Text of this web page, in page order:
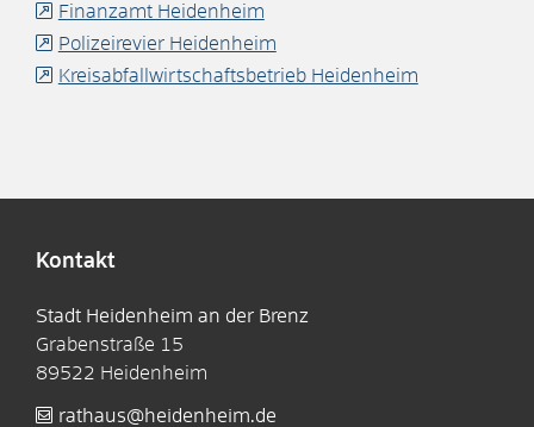
Finanzamt Heidenheim
Polizeirevier Heidenheim
Kreisabfallwirtschaftsbetrieb Heidenheim
Kontakt
Stadt Heidenheim an der Brenz
Grabenstraße 15
89522 Heidenheim
rathaus@heidenheim.de